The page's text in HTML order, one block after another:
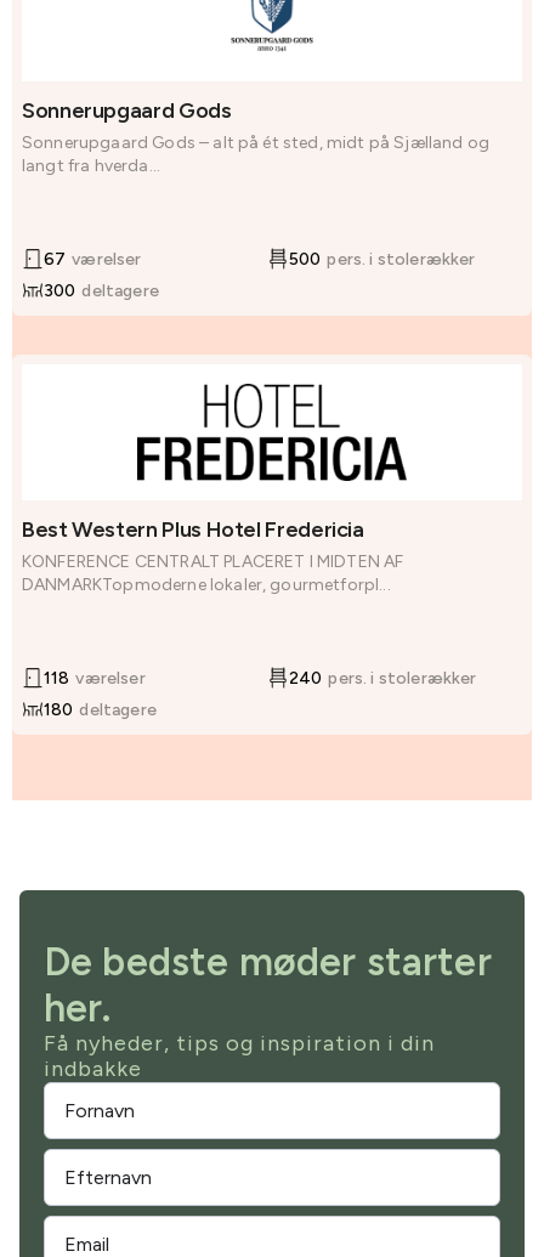
Sonnerupgaard Gods
Sonnerupgaard Gods – alt på ét sted, midt på Sjælland og
langt fra hverda...
67 værelser 500 pers. i stolerækker
300 deltagere
Best Western Plus Hotel Fredericia
KONFERENCE CENTRALT PLACERET I MIDTEN AF
DANMARKTopmoderne lokaler, gourmetforpl...
118 værelser 240 pers. i stolerækker
180 deltagere
De bedste møder starter
her.
Få nyheder, tips og inspiration i din
indbakke